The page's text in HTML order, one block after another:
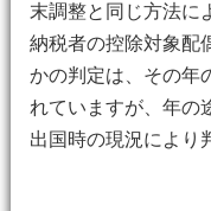
末調整と同じ方法に
納税者の控除対象配
かの判定は、その年
れていますが、年の
出国時の現況により